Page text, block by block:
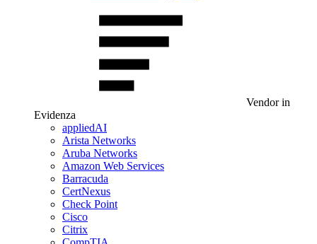
Vendor in
Evidenza
appliedAI
Arista Networks
Aruba Networks
Amazon Web Services
Barracuda
CertNexus
Check Point
Cisco
Citrix